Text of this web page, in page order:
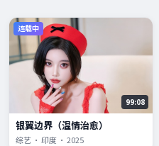
连载中
99:08
银翼边界（温情治愈）
综艺 · 印度 · 2025